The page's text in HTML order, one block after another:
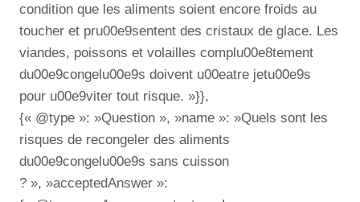
condition que les aliments soient encore froids au
toucher et pru00e9sentent des cristaux de glace. Les
viandes, poissons et volailles complu00e8tement
du00e9congelu00e9s doivent u00eatre jetu00e9s
pour u00e9viter tout risque. »}},
{« @type »: »Question », »name »: »Quels sont les
risques de recongeler des aliments
du00e9congelu00e9s sans cuisson
? », »acceptedAnswer »: